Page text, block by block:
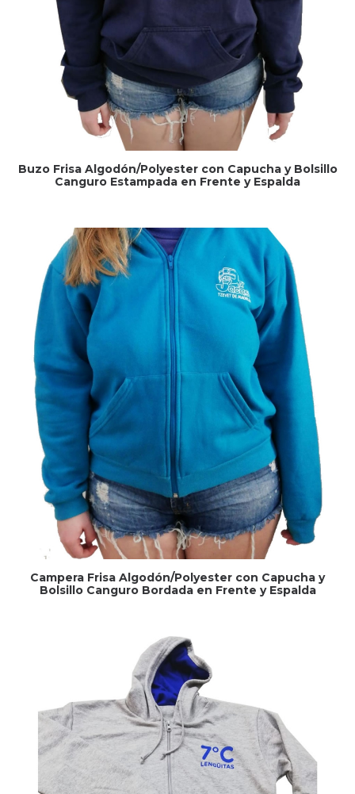
Buzo Frisa Algodón/Polyester con Capucha y Bolsillo
Canguro Estampada en Frente y Espalda
Campera Frisa Algodón/Polyester con Capucha y
Bolsillo Canguro Bordada en Frente y Espalda